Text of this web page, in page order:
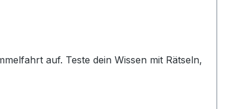
auf. Teste dein Wissen mit Rätseln,